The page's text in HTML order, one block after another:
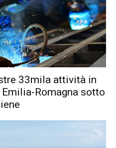
33mila attività in
Romagna sotto